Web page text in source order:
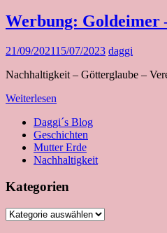
Werbung: Goldeimer
21/09/202115/07/2023 daggi
Nachhaltigkeit – Götterglaube –
Weiterlesen
Daggi´s Blog
Geschichten
Mutter Erde
Nachhaltigkeit
Kategorien
Kategorien